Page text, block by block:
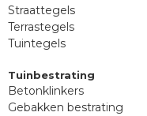
Straattegels
Terrastegels
Tuintegels
Tuinbestrating
Betonklinkers
Gebakken bestrating